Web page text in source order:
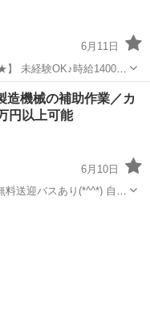
6月11日
の好きなこと...
経験
造機械の補助作業／カ
円以上可能
6月10日